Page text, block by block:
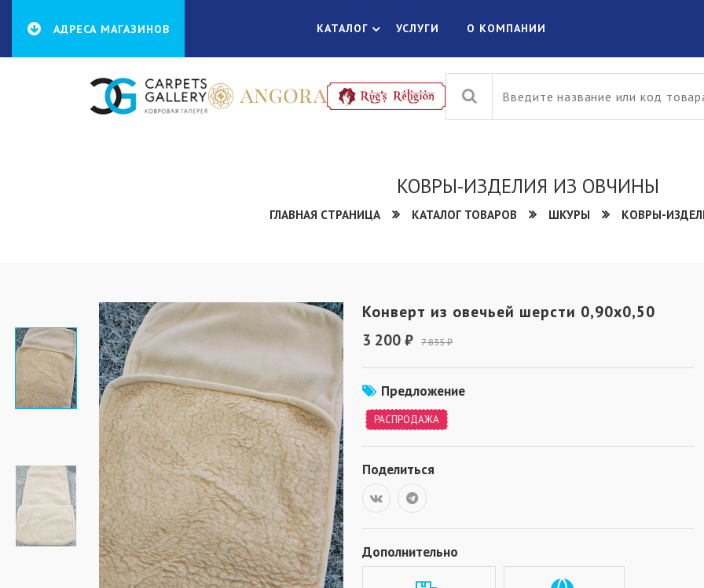
АДРЕСА МАГАЗИНОВ КАТАЛОГ УСЛУГИ О КОМПАНИИ
КОВРЫ-ИЗДЕЛИЯ ИЗ ОВЧИНЫ
ГЛАВНАЯ СТРАНИЦА КАТАЛОГ ТОВАРОВ ШКУРЫ КОВРЫ-
Конверт из овечьей шерсти 0,90х0,50
3 200 ₽ 7 835 ₽
Предложение
РАСПРОДАЖА
Поделиться
Дополнительно